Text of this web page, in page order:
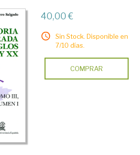
40,00 €
Sin Stock. Disponible en
7/10 días.
COMPRAR